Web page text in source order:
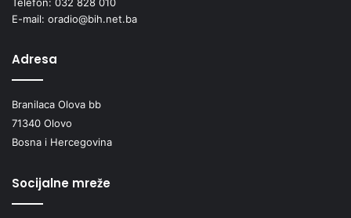
E-mail: oradio@bih.net.ba
Adresa
Branilaca Olova bb
71340 Olovo
Bosna i Hercegovina
Socijalne mreže